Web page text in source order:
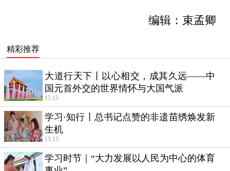
编辑：束孟卿
精彩推荐